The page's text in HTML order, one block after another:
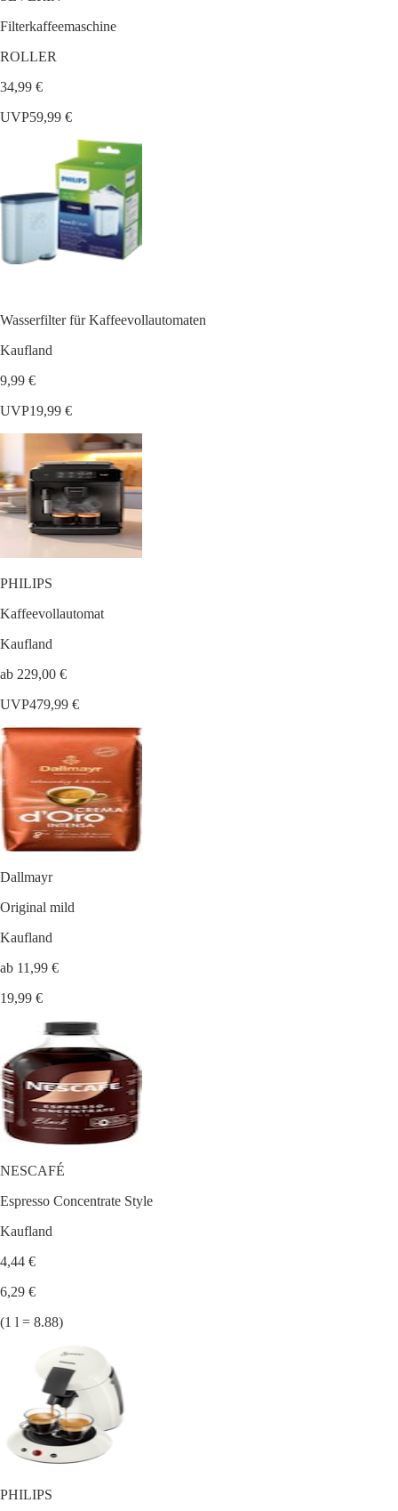
Filterkaffeemaschine
ROLLER
34,99 €
UVP59,99 €
Wasserfilter für Kaffeevollautomaten
Kaufland
9,99 €
UVP19,99 €
PHILIPS
Kaffeevollautomat
Kaufland
ab 229,00 €
UVP479,99 €
Dallmayr
Original mild
Kaufland
ab 11,99 €
19,99 €
NESCAFÉ
Espresso Concentrate Style
Kaufland
4,44 €
6,29 €
(1 l = 8.88)
PHILIPS